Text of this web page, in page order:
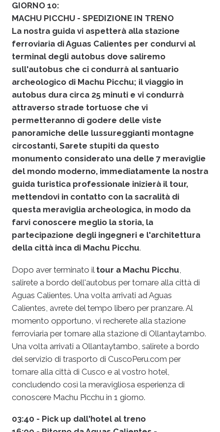
GIORNO 10:
MACHU PICCHU - SPEDIZIONE IN TRENO
La nostra guida vi aspetterà alla stazione
ferroviaria di Aguas Calientes per condurvi al
terminal degli autobus dove saliremo
sull'autobus che ci condurrà al santuario
archeologico di Machu Picchu; il viaggio in
autobus dura circa 25 minuti e vi condurrà
attraverso strade tortuose che vi
permetteranno di godere delle viste
panoramiche delle lussureggianti montagne
circostanti, Sarete stupiti da questo
monumento considerato una delle 7 meraviglie
del mondo moderno, immediatamente la nostra
guida turistica professionale inizierà il tour,
mettendovi in contatto con la sacralità di
questa meraviglia archeologica, in modo da
farvi conoscere meglio la storia, la
partecipazione degli ingegneri e l'architettura
della città inca di Machu Picchu.
Dopo aver terminato il tour a Machu Picchu
salirete a bordo dell'autobus per tornare alla città di
Aguas Calientes. Una volta arrivati ad Aguas
Calientes, avrete del tempo libero per pranzare. Al
momento opportuno, vi recherete alla stazione
ferroviaria per tornare alla stazione di Ollantaytambo.
Una volta arrivati a Ollantaytambo, salirete a bordo
del servizio di trasporto di CuscoPeru.com per
tornare alla città di Cusco e al vostro hotel,
concludendo così la meravigliosa esperienza di
conoscere Machu Picchu in 1 giorno.
03:40 - Pick up dall'hotel al treno